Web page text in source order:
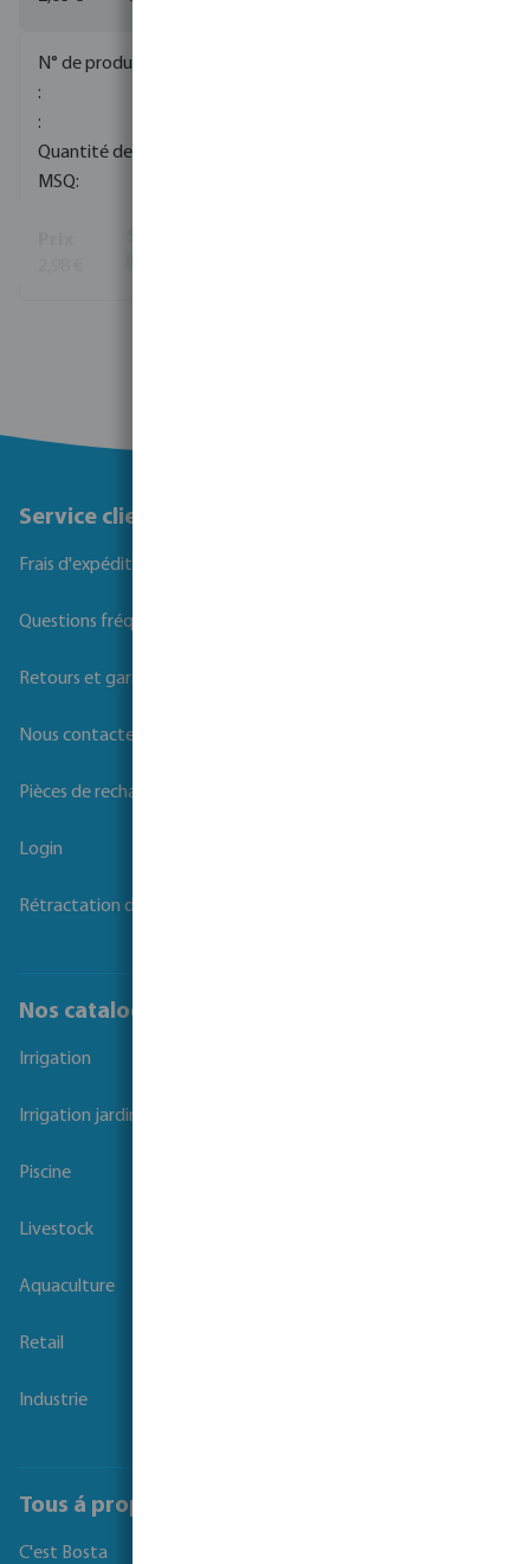
Service client
Frais d'expédition
Questions fréquemment posées
Retours et garanties
Nous contacter
Pièces de rechange
Login
Rétractation du contrat
Nos catalogues
Irrigation
Irrigation jardins et parcs
Piscine
Livestock
Aquaculture
Retail
Industrie
Tous á propos de Bosta
C'est Bosta